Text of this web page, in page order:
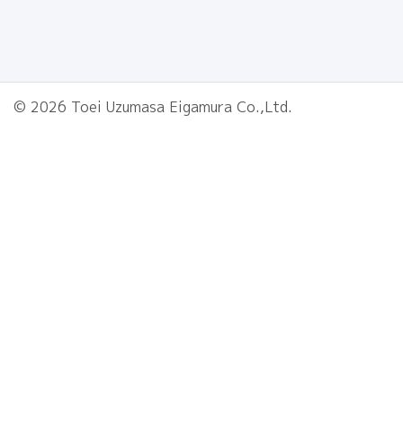
© 2026 Toei Uzumasa Eigamura Co.,Ltd.